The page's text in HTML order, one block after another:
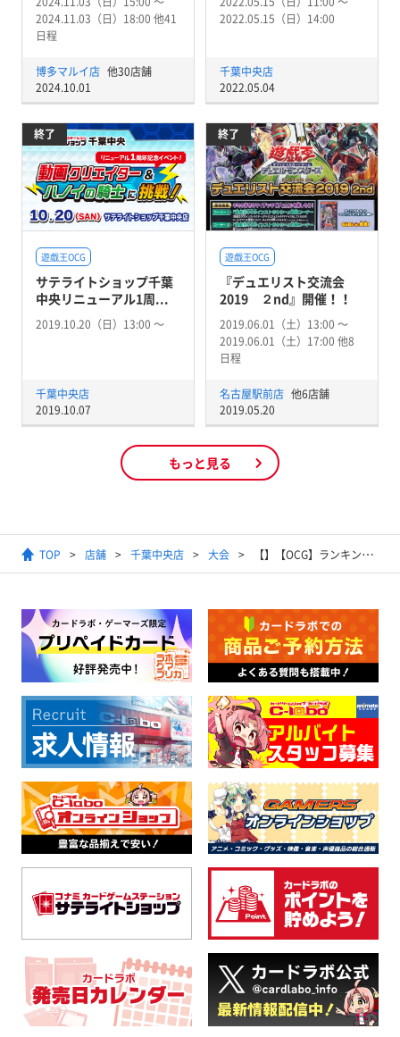
2024.11.03（日）18:00 他41
日程
博多マルイ店 他30店舗
2024.10.01
2022.05.15（日）14:00
千葉中央店
2022.05.04
終了
遊戯王OCG
サテライトショップ千葉
中央リニューアル1周...
2019.10.20（日）13:00 〜
千葉中央店
2019.10.07
終了
遊戯王OCG
『デュエリスト交流会
2019 ２nd』開催！！
2019.06.01（土）13:00 〜
2019.06.01（土）17:00 他8
日程
名古屋駅前店 他6店舗
2019.05.20
もっと見る
TOP 店舗 千葉中央店 大会 【】【OCG】ランキングデュエル(1デュエル戦)【年齢無制限】